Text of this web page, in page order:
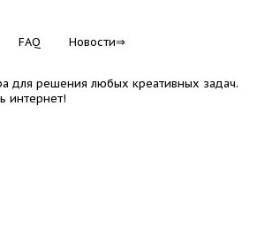
FAQ Новости
для решения любых креативных задач.
интернет!